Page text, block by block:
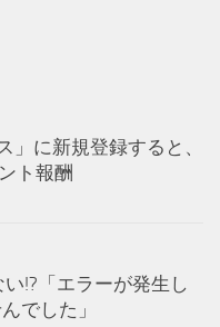
」に新規登録すると、
ト報酬
い!?「エラーが発生し
でした」